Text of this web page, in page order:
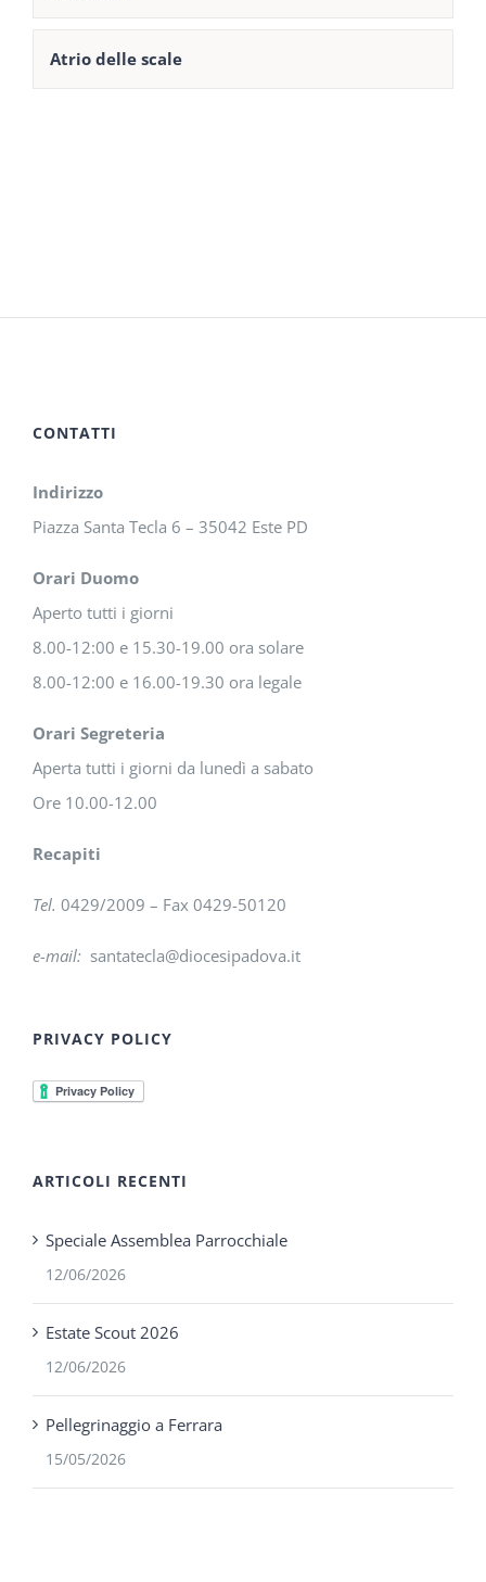
Atrio delle scale
CONTATTI
Indirizzo
Piazza Santa Tecla 6 – 35042 Este PD
Orari Duomo
Aperto tutti i giorni
8.00-12:00 e 15.30-19.00 ora solare
8.00-12:00 e 16.00-19.30 ora legale
Orari Segreteria
Aperta tutti i giorni da lunedì a sabato
Ore 10.00-12.00
Recapiti
Tel. 0429/2009 – Fax 0429-50120
e-mail: santatecla@diocesipadova.it
PRIVACY POLICY
ARTICOLI RECENTI
Speciale Assemblea Parrocchiale
12/06/2026
Estate Scout 2026
12/06/2026
Pellegrinaggio a Ferrara
15/05/2026